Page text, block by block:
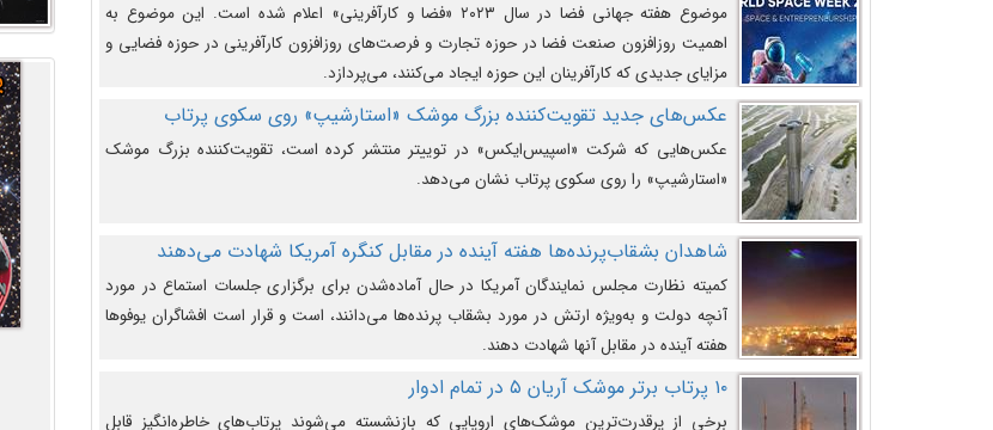
موضوع هفته جهانی فضا در سال ۲۰۲۳ «فضا و کارآفرینی» اعلام شده است. این موضوع به
اهمیت روزافزون صنعت فضا در حوزه تجارت و فرصت‌های روزافزون کارآفرینی در حوزه فضایی و
مزایای جدیدی که کارآفرینان این حوزه ایجاد می‌کنند، می‌پردازد.
عکس‌های جدید تقویت‌کننده بزرگ موشک «استارشیپ» روی سکوی پرتاب
عکس‌هایی که شرکت «اسپیس‌ایکس» در توییتر منتشر کرده است، تقویت‌کننده بزرگ موشک
«استارشیپ» را روی سکوی پرتاب نشان می‌دهد.
شاهدان بشقاب‌پرنده‌ها هفته آینده در مقابل کنگره آمریکا شهادت می‌دهند
کمیته نظارت مجلس نمایندگان آمریکا در حال آماده‌شدن برای برگزاری جلسات استماع در مورد
آنچه دولت و به‌ویژه ارتش در مورد بشقاب پرنده‌ها می‌دانند، است و قرار است افشاگران یوفوها
هفته آینده در مقابل آنها شهادت دهند.
۱۰ پرتاب برتر موشک آریان ۵ در تمام ادوار
برخی از پرقدرت‌ترین موشک‌های اروپایی که بازنشسته می‌شوند پرتاب‌های خاطره‌انگیز قابل